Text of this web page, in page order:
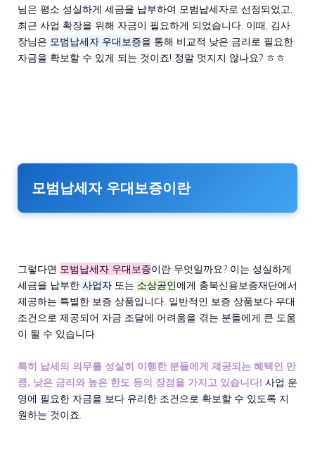
님은 평소 성실하게 세금을 납부하여 모범납세자로 선정되었고,
최근 사업 확장을 위해 자금이 필요하게 되었습니다. 이때, 김사
장님은 모범납세자 우대보증을 통해 비교적 낮은 금리로 필요한
자금을 확보할 수 있게 되는 것이죠! 정말 멋지지 않나요? ㅎㅎ
모범납세자 우대보증이란
그렇다면 모범납세자 우대보증이란 무엇일까요? 이는 성실하게
세금을 납부한 사업자 또는 소상공인에게 충북신용보증재단에서
제공하는 특별한 보증 상품입니다. 일반적인 보증 상품보다 우대
조건으로 제공되어 자금 조달에 어려움을 겪는 분들에게 큰 도움
이 될 수 있습니다.
특히 납세의 의무를 성실히 이행한 분들에게 제공되는 혜택인 만
큼, 낮은 금리와 높은 한도 등의 장점을 가지고 있습니다! 사업 운
영에 필요한 자금을 보다 유리한 조건으로 확보할 수 있도록 지
원하는 것이죠.